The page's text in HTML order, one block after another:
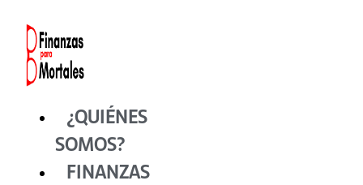
contenido
¿QUIÉNES
SOMOS?
FINANZAS